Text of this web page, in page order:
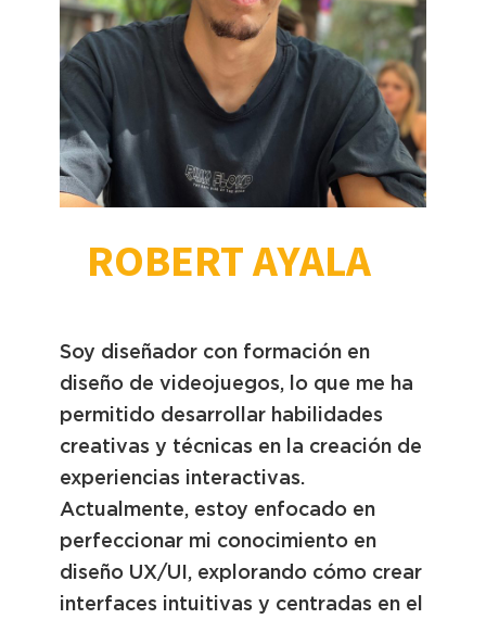
ROBERT AYALA
Soy diseñador con formación en
diseño de videojuegos, lo que me ha
permitido desarrollar habilidades
creativas y técnicas en la creación de
experiencias interactivas.
Actualmente, estoy enfocado en
perfeccionar mi conocimiento en
diseño UX/UI, explorando cómo crear
interfaces intuitivas y centradas en el